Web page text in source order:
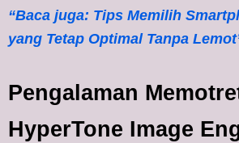
“Baca juga: Tips Memilih
yang Tetap Optimal Tanpa
Pengalaman
HyperTone Image